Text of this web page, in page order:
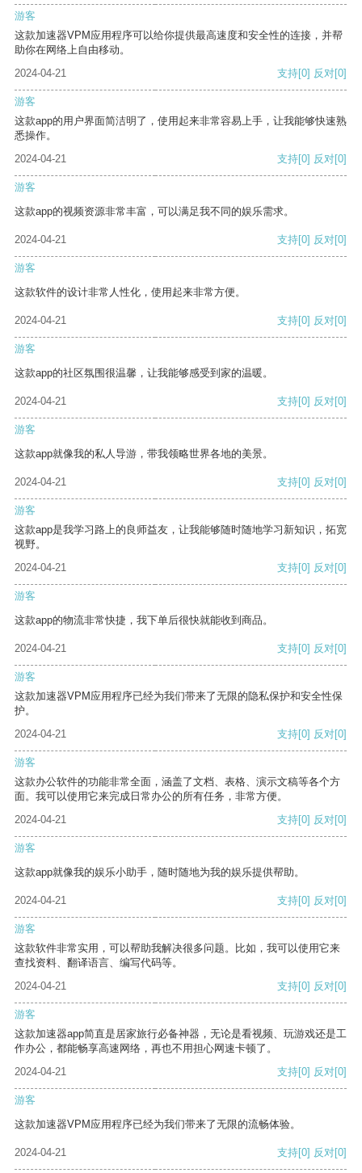
游客
这款加速器VPM应用程序可以给你提供最高速度和安全性的连接，并帮
助你在网络上自由移动。
2024-04-21
支持[0] 反对[0]
游客
这款app的用户界面简洁明了，使用起来非常容易上手，让我能够快速熟
悉操作。
2024-04-21
支持[0] 反对[0]
游客
这款app的视频资源非常丰富，可以满足我不同的娱乐需求。
2024-04-21 支持[0] 反对[0]
游客
这款软件的设计非常人性化，使用起来非常方便。
2024-04-21 支持[0] 反对[0]
游客
这款app的社区氛围很温馨，让我能够感受到家的温暖。
2024-04-21 支持[0] 反对[0]
游客
这款app就像我的私人导游，带我领略世界各地的美景。
2024-04-21 支持[0] 反对[0]
游客
这款app是我学习路上的良师益友，让我能够随时随地学习新知识，拓宽
视野。
2024-04-21
支持[0] 反对[0]
游客
这款app的物流非常快捷，我下单后很快就能收到商品。
2024-04-21 支持[0] 反对[0]
游客
这款加速器VPM应用程序已经为我们带来了无限的隐私保护和安全性保
护。
2024-04-21
支持[0] 反对[0]
游客
这款办公软件的功能非常全面，涵盖了文档、表格、演示文稿等各个方
面。我可以使用它来完成日常办公的所有任务，非常方便。
2024-04-21
支持[0] 反对[0]
游客
这款app就像我的娱乐小助手，随时随地为我的娱乐提供帮助。
2024-04-21 支持[0] 反对[0]
游客
这款软件非常实用，可以帮助我解决很多问题。比如，我可以使用它来
查找资料、翻译语言、编写代码等。
2024-04-21
支持[0] 反对[0]
游客
这款加速器app简直是居家旅行必备神器，无论是看视频、玩游戏还是工
作办公，都能畅享高速网络，再也不用担心网速卡顿了。
2024-04-21
支持[0] 反对[0]
游客
这款加速器VPM应用程序已经为我们带来了无限的流畅体验。
2024-04-21 支持[0] 反对[0]